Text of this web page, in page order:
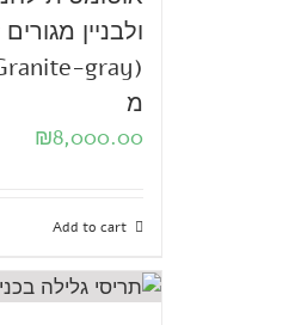
מ
₪8,000.00
Add to cart